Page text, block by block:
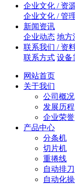
企业文化 / 资
企业文化 / 管
新闻资讯
企业动态 地方
联系我们 / 资
联系方式 设备
网站首页
关于我们
公司概况
发展历程
企业荣誉
产品中心
分条机
切片机
重捲线
自动排刀
自动化